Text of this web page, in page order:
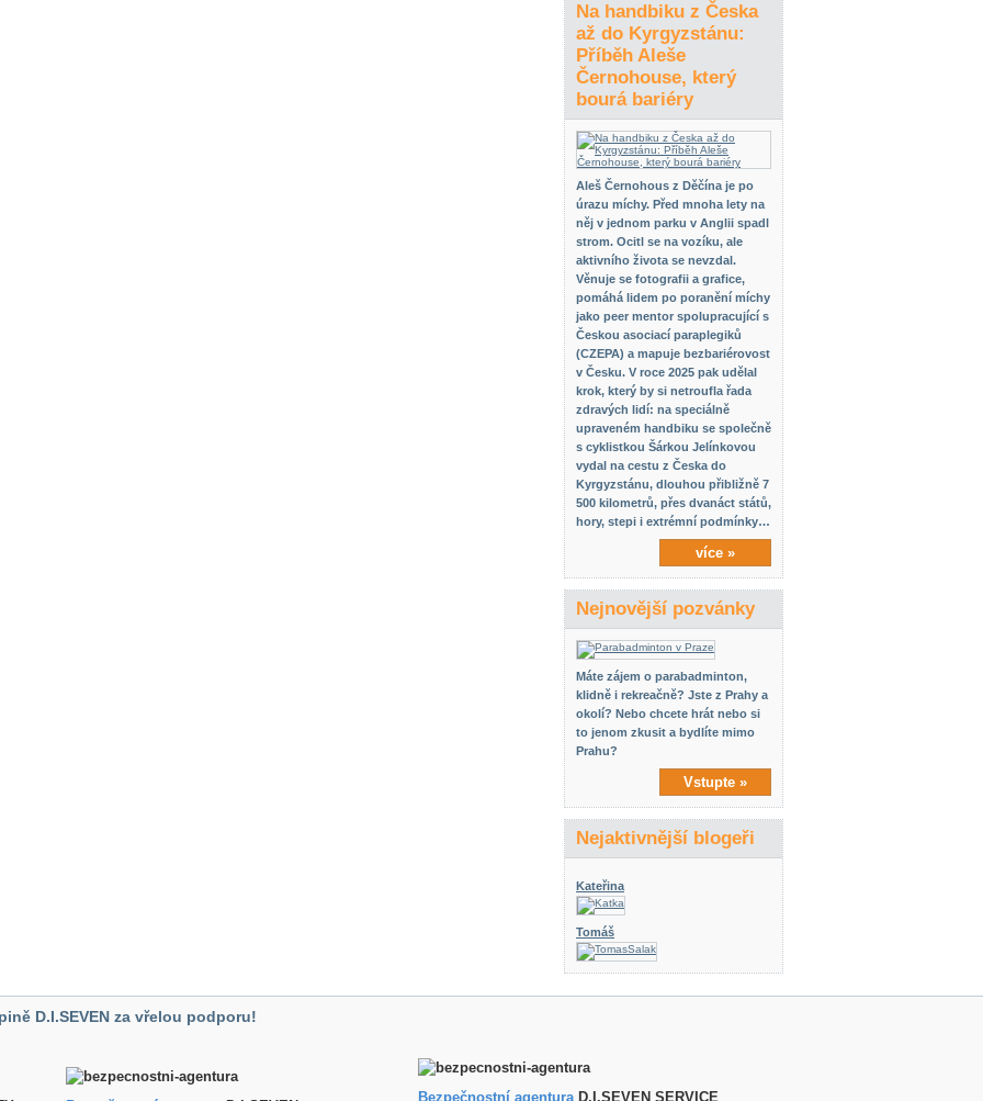
Na handbiku z Česka
až do Kyrgyzstánu:
Příběh Aleše
Černohouse, který
bourá bariéry
Aleš Černohous z Děčína je po
úrazu míchy. Před mnoha lety na
něj v jednom parku v Anglii spadl
strom. Ocitl se na vozíku, ale
aktivního života se nevzdal.
Věnuje se fotografii a grafice,
pomáhá lidem po poranění míchy
jako peer mentor spolupracující s
Českou asociací paraplegiků
(CZEPA) a mapuje bezbariérovost
v Česku. V roce 2025 pak udělal
krok, který by si netroufla řada
zdravých lidí: na speciálně
upraveném handbiku se společně
s cyklistkou Šárkou Jelínkovou
vydal na cestu z Česka do
Kyrgyzstánu, dlouhou přibližně 7
500 kilometrů, přes dvanáct států,
hory, stepi i extrémní podmínky…
více »
Nejnovější pozvánky
Máte zájem o parabadminton,
klidně i rekreačně? Jste z Prahy a
okolí? Nebo chcete hrát nebo si
to jenom zkusit a bydlíte mimo
Prahu?
Vstupte »
Nejaktivnější blogeři
Kateřina
Tomáš
D.I.SEVEN za vřelou podporu!
Bezpečnostní agentura D.I.SEVEN SERVICE